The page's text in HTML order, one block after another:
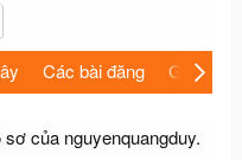
Các bài đăng Giới thiệu
của nguyenquangduy.